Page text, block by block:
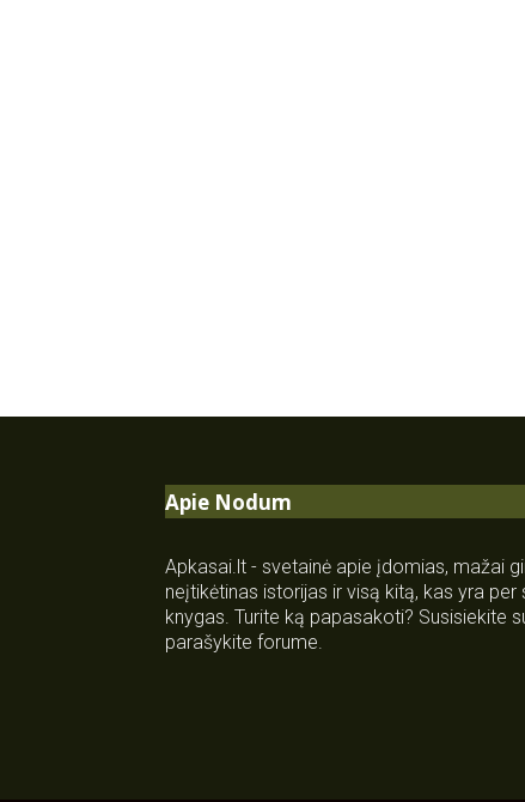
Apie Nodum
Apkasai.lt - svetainė apie įdomias, mažai
neįtikėtinas istorijas ir visą kitą, kas yra
knygas. Turite ką papasakoti? Susisiekite
parašykite forume.